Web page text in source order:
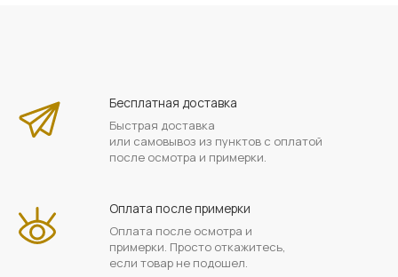
Бесплатная доставка
Быстрая доставка
или самовывоз из пунктов с оплатой
после осмотра и примерки.
Оплата после примерки
Оплата после осмотра и
примерки. Просто откажитесь,
если товар не подошел.